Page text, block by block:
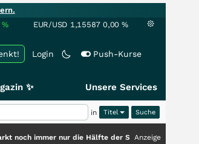
% EUR/USD 1,15587 0,00 %
Login Push-Kurse
✨ Unsere Services
in Titel
nur die Hälfte der Story?+++ Anzeige